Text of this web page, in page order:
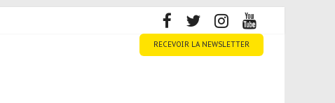
RECEVOIR LA NEWSLETTER